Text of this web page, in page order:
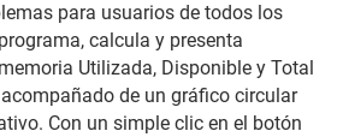
para usuarios de todos los
calcula y presenta
Utilizada, Disponible y Total
de un gráfico circular
Con un simple clic en el botón